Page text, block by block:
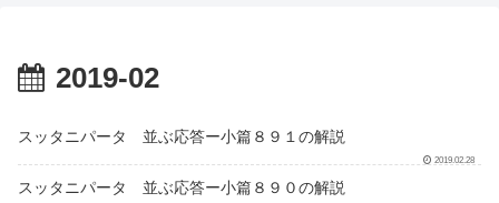
2019-02
スッタニパータ 並ぶ応答ー小篇８９１の解説
2019.02.28
スッタニパータ 並ぶ応答ー小篇８９０の解説